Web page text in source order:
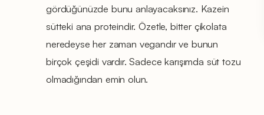
gördüğünüzde bunu anlayacaksınız. Kazein
sütteki ana proteindir. Özetle, bitter çikolata
neredeyse her zaman vegandır ve bunun
birçok çeşidi vardır. Sadece karışımda süt tozu
olmadığından emin olun.